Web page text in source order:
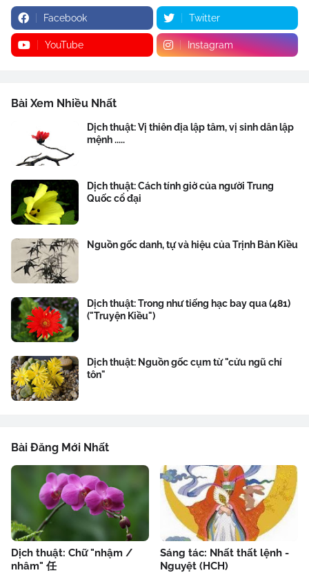
Facebook Twitter
YouTube Instagram
Bài Xem Nhiều Nhất
Dịch thuật: Vị thiên địa lập tâm, vị sinh dân lập
mệnh .....
Dịch thuật: Cách tính giờ của người Trung
Quốc cổ đại
Nguồn gốc danh, tự và hiệu của Trịnh Bản Kiều
Dịch thuật: Trong như tiếng hạc bay qua (481)
("Truyện Kiều")
Dịch thuật: Nguồn gốc cụm từ "cửu ngũ chí
tôn"
Bài Đăng Mới Nhất
Dịch thuật: Chữ "nhậm /
nhâm" 任
Sáng tác: Nhất thất lệnh -
Nguyệt (HCH)